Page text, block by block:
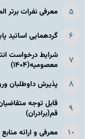
معرفی نفرات برتر
گردهمایی اساتید
شرایط درخواست
معصومیه(۱۴۰۴)
پذیرش داوطلبان ورود
قابل توجه
قم(برادران)
معرفی و ارائه